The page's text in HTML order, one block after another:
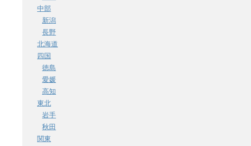
中部
新潟
長野
北海道
四国
徳島
愛媛
高知
東北
岩手
秋田
関東